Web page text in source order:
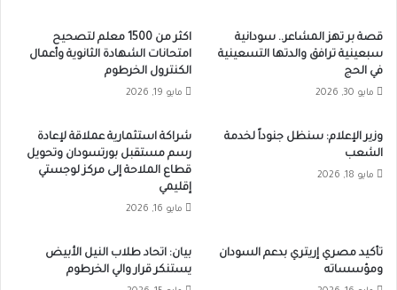
قصة بر تهز المشاعر.. سودانية
سبعينية ترافق والدتها التسعينية
في الحج
مايو 30, 2026
اكثر من 1500 معلم لتصحيح
امتحانات الشهادة الثانوية وأعمال
الكنترول الخرطوم
مايو 19, 2026
وزير الإعلام: سنظل جنوداً لخدمة
الشعب
مايو 18, 2026
شراكة استثمارية عملاقة لإعادة
رسم مستقبل بورتسودان وتحويل
قطاع الملاحة إلى مركز لوجستي
إقليمي
مايو 16, 2026
تأكيد مصري إريتري بدعم السودان
ومؤسساته
بيان: اتحاد طلاب النيل الأبيض
يستنكر قرار والي الخرطوم